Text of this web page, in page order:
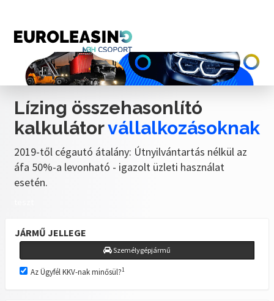
Lízing összehasonlító
kalkulátorvállalkozásoknak
2019-től cégautó átalány: Útnyilvántartás nélkül az
áfa 50%-a levonható - igazolt üzleti használat
esetén.
JÁRMŰ JELLEGE
Személygépjármű
Az Ügyfél KKV-nak minősül?1